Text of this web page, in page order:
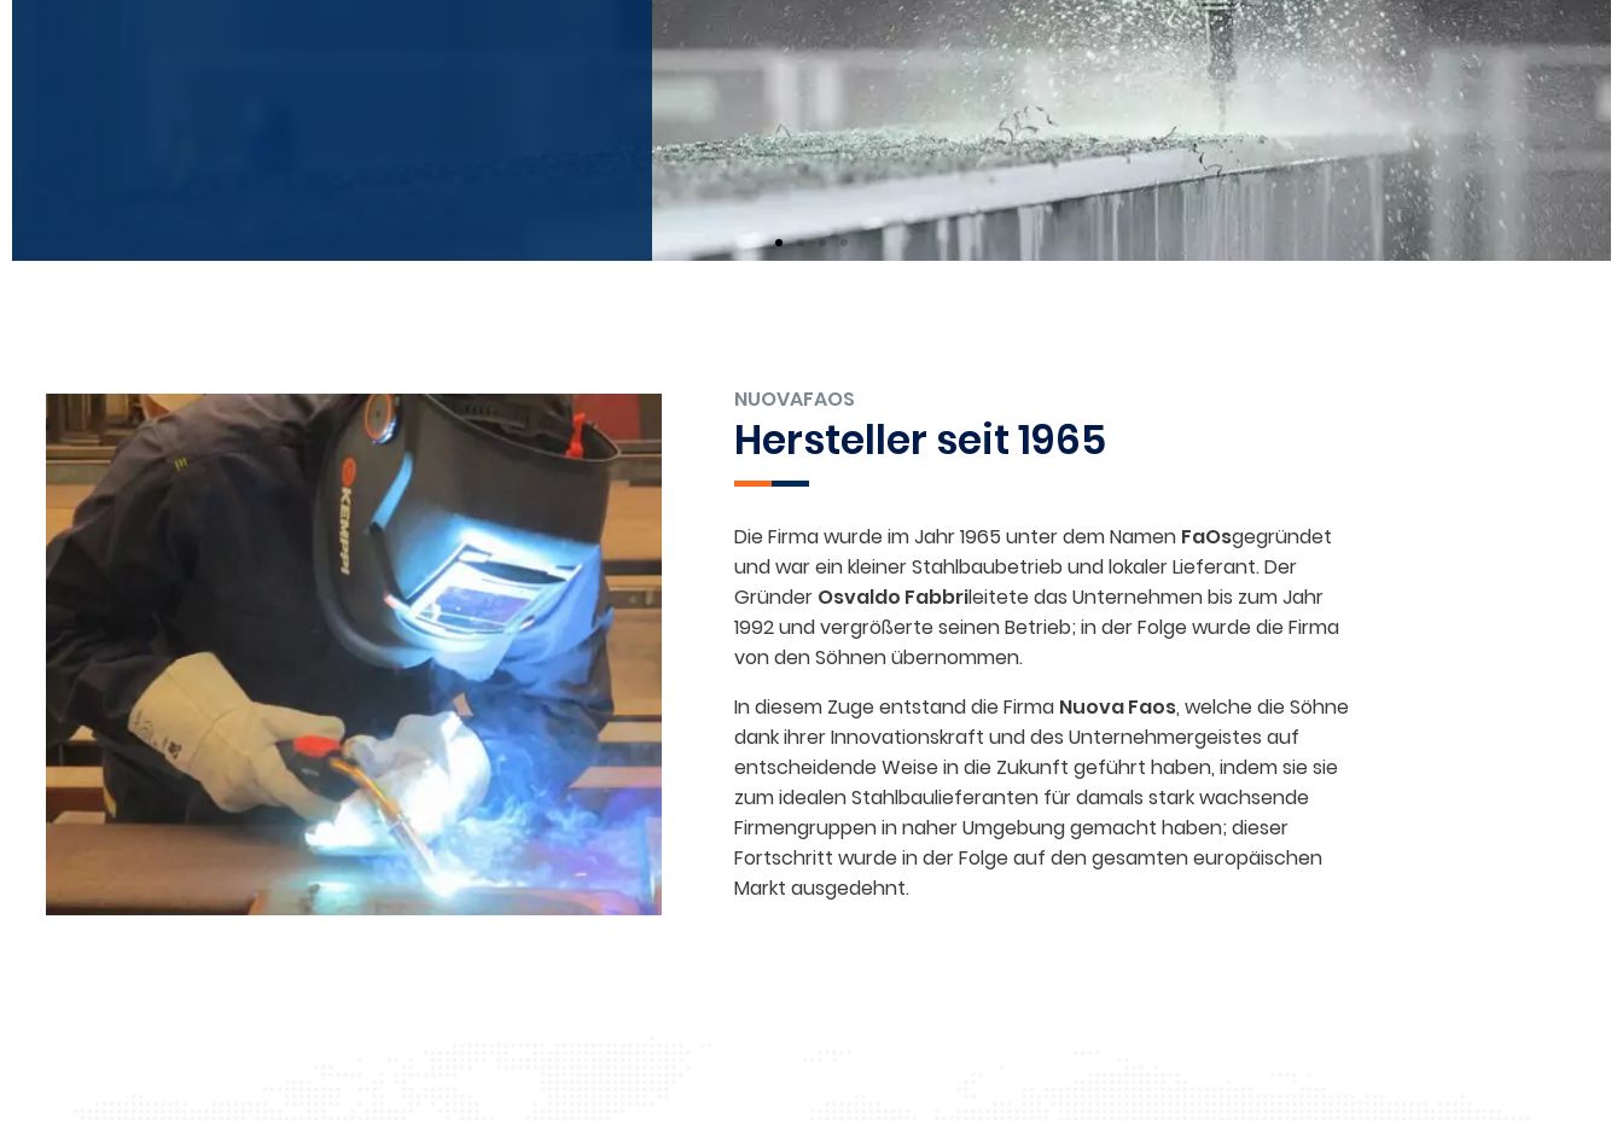
VomRohmaterial
zum
einbaufertigen
Produkt
NUOVAFAOS
Hersteller seit 1965
Die Firma wurde im Jahr 1965 unter dem Namen FaOsgegründet
und war ein kleiner Stahlbaubetrieb und lokaler Lieferant. Der
Gründer Osvaldo Fabbrileitete das Unternehmen bis zum Jahr
1992 und vergrößerte seinen Betrieb; in der Folge wurde die Firma
von den Söhnen übernommen.
In diesem Zuge entstand die Firma Nuova Faos, welche die Söhne
dank ihrer Innovationskraft und des Unternehmergeistes auf
entscheidende Weise in die Zukunft geführt haben, indem sie sie
zum idealen Stahlbaulieferanten für damals stark wachsende
Firmengruppen in naher Umgebung gemacht haben; dieser
Fortschritt wurde in der Folge auf den gesamten europäischen
Markt ausgedehnt.